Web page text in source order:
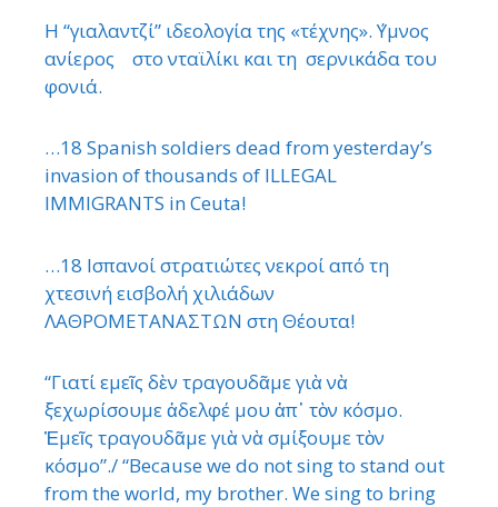
Η “γιαλαντζί” ιδεολογία της «τέχνης». ΄Υμνος
ανίερος στο νταϊλίκι και τη σερνικάδα του
φονιά.
…18 Spanish soldiers dead from yesterday’s
invasion of thousands of ILLEGAL
IMMIGRANTS in Ceuta!
…18 Ισπανοί στρατιώτες νεκροί από τη
χτεσινή εισβολή χιλιάδων
ΛΑΘΡΟΜΕΤΑΝΑΣΤΩΝ στη Θέουτα!
“Γιατί εμεῖς δὲν τραγουδᾶμε γιὰ νὰ
ξεχωρίσουμε ἀδελφέ μου ἀπ᾿ τὸν κόσμο.
Ἐμεῖς τραγουδᾶμε γιὰ νὰ σμίξουμε τὸν
κόσμο”./ “Because we do not sing to stand out
from the world, my brother. We sing to bring